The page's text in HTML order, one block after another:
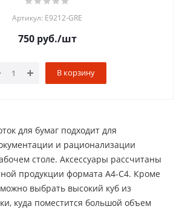
Артикул: E9212-GRE
750руб./шт
В корзину
для бумаг подходит для
и рационализации
столе. Аксессуары рассчитаны
продукции формата А4-С4. Кроме
выбрать высокий куб из
куда поместится большой объем